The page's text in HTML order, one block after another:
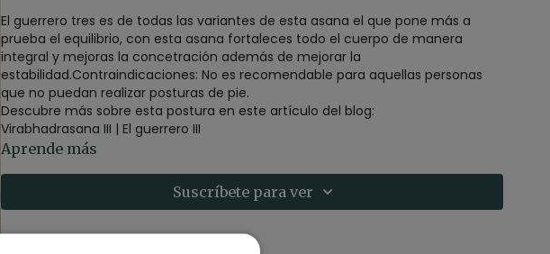
El guerrero tres es de todas las variantes de esta asana el que pone más a
prueba el equilibrio, con esta asana fortaleces todo el cuerpo de manera
integral y mejoras la concetración además de mejorar la
estabilidad.Contraindicaciones: No es recomendable para aquellas personas
que no puedan realizar posturas de pie.
Descubre más sobre esta postura en este artículo del blog:
Virabhadrasana III | El guerrero III
Aprende más
Suscríbete para ver